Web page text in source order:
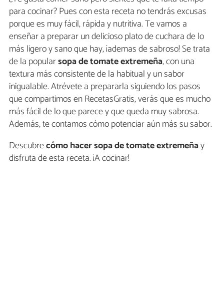
para cocinar? Pues con esta receta no tendrás excusas
porque es muy fácil, rápida y nutritiva. Te vamos a
enseñar a preparar un delicioso plato de cuchara de lo
más ligero y sano que hay, ¡ademas de sabroso! Se trata
de la popularsopa de tomate extremeña, con una
textura más consistente de la habitual y un sabor
inigualable. Atrévete a prepararla siguiendo los pasos
que compartimos en RecetasGratis, verás que es mucho
más fácil de lo que parece y que queda muy sabrosa.
Además, te contamos cómo potenciar aún más su sabor.
Descubrecómo hacer sopa de tomate extremeñay
disfruta de esta receta. ¡A cocinar!